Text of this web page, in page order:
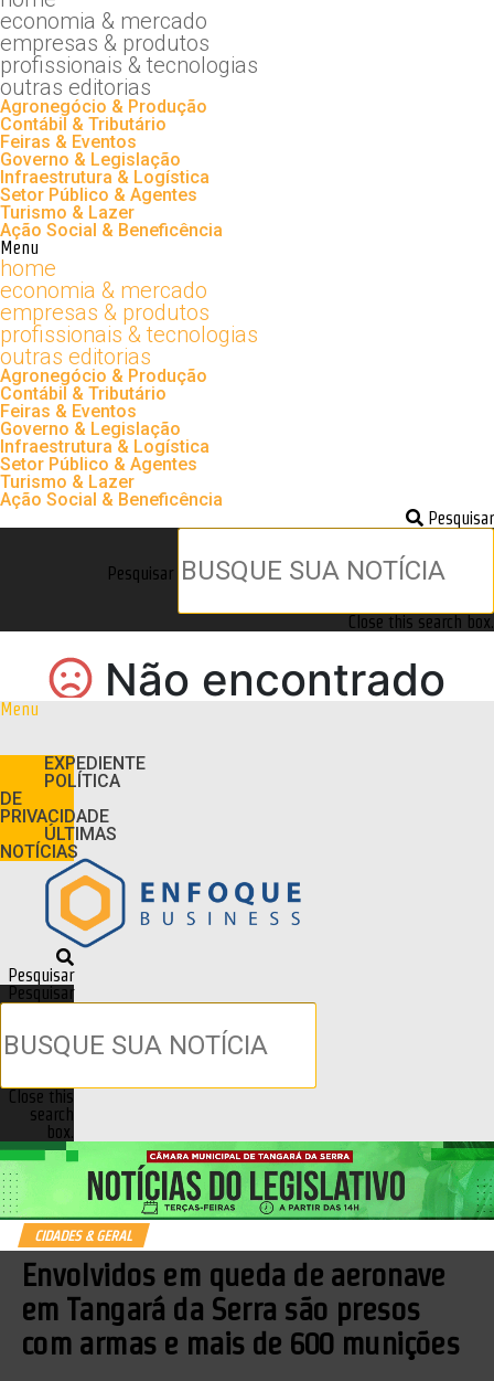
economia & mercado
empresas & produtos
profissionais & tecnologias
outras editorias
Agronegócio & Produção
Contábil & Tributário
Feiras & Eventos
Governo & Legislação
Infraestrutura & Logística
Setor Público & Agentes
Turismo & Lazer
Ação Social & Beneficência
Menu
home
economia & mercado
empresas & produtos
profissionais & tecnologias
outras editorias
Agronegócio & Produção
Contábil & Tributário
Feiras & Eventos
Governo & Legislação
Infraestrutura & Logística
Setor Público & Agentes
Turismo & Lazer
Ação Social & Beneficência
Pesquisar
Pesquisar
Close this search box.
Menu
EXPEDIENTE
POLÍTICA
DE
PRIVACIDADE
ÚLTIMAS
NOTÍCIAS
Pesquisar
Pesquisar
Close this
search
box.
CIDADES & GERAL
Envolvidos em queda de aeronave
em Tangará da Serra são presos
com armas e mais de 600 munições